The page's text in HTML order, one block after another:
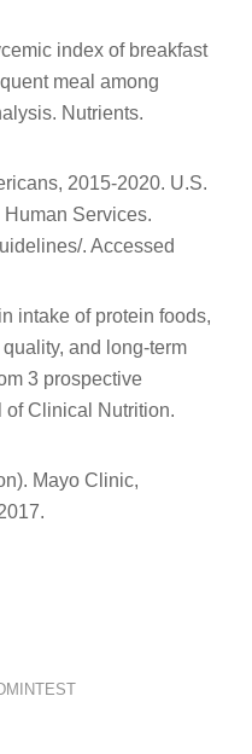
index of breakfast
meal among
Nutrients.
2015-2020. U.S.
Services.
. Accessed
intake of protein foods,
and long-term
3 prospective
of Clinical Nutrition.
Mayo Clinic,